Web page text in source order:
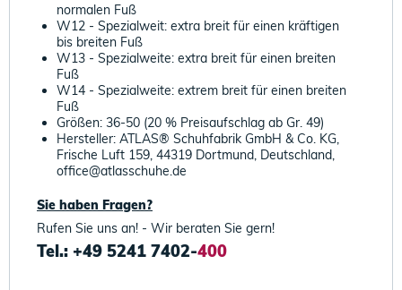
normalen Fuß
W12 - Spezialweit: extra breit für einen kräftigen
bis breiten Fuß
W13 - Spezialweite: extra breit für einen breiten
Fuß
W14 - Spezialweite: extrem breit für einen breiten
Fuß
Größen: 36-50 (20 % Preisaufschlag ab Gr. 49)
Hersteller: ATLAS® Schuhfabrik GmbH & Co. KG,
Frische Luft 159, 44319 Dortmund, Deutschland,
office@atlasschuhe.de
Sie haben Fragen?
Rufen Sie uns an! - Wir beraten Sie gern!
Tel.: +49 5241 7402-400